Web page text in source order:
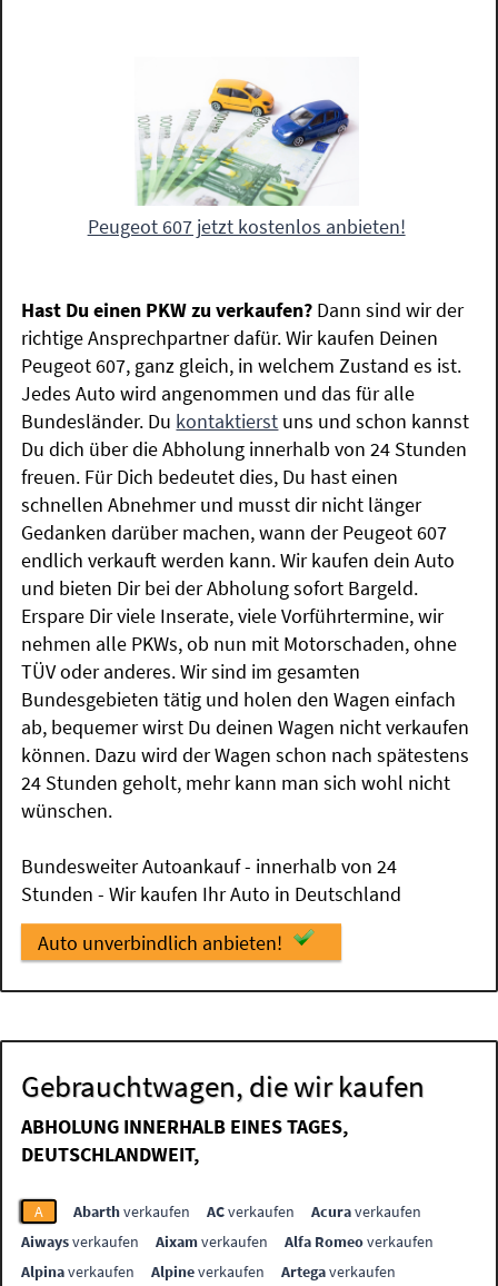
Peugeot 607 jetzt kostenlos anbieten!
Hast Du einen PKW zu verkaufen? Dann sind wir der
richtige Ansprechpartner dafür. Wir kaufen Deinen
Peugeot 607, ganz gleich, in welchem Zustand es ist.
Jedes Auto wird angenommen und das für alle
Bundesländer. Du kontaktierst uns und schon kannst
Du dich über die Abholung innerhalb von 24 Stunden
freuen. Für Dich bedeutet dies, Du hast einen
schnellen Abnehmer und musst dir nicht länger
Gedanken darüber machen, wann der Peugeot 607
endlich verkauft werden kann. Wir kaufen dein Auto
und bieten Dir bei der Abholung sofort Bargeld.
Erspare Dir viele Inserate, viele Vorführtermine, wir
nehmen alle PKWs, ob nun mit Motorschaden, ohne
TÜV oder anderes. Wir sind im gesamten
Bundesgebieten tätig und holen den Wagen einfach
ab, bequemer wirst Du deinen Wagen nicht verkaufen
können. Dazu wird der Wagen schon nach spätestens
24 Stunden geholt, mehr kann man sich wohl nicht
wünschen.
Bundesweiter Autoankauf - innerhalb von 24
Stunden - Wir kaufen Ihr Auto in Deutschland
Auto unverbindlich anbieten!
Gebrauchtwagen, die wir kaufen
ABHOLUNG INNERHALB EINES TAGES,
DEUTSCHLANDWEIT,
A Abarthverkaufen ACverkaufen Acuraverkaufen
Aiwaysverkaufen Aixamverkaufen Alfa Romeoverkaufen
Alpinaverkaufen Alpineverkaufen Artegaverkaufen